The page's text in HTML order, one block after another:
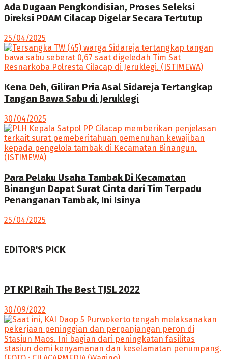
Ada Dugaan Pengkondisian, Proses Seleksi
Direksi PDAM Cilacap Digelar Secara Tertutup
25/04/2025
Kena Deh, Giliran Pria Asal Sidareja Tertangkap
Tangan Bawa Sabu di Jeruklegi
30/04/2025
Para Pelaku Usaha Tambak Di Kecamatan
Binangun Dapat Surat Cinta dari Tim Terpadu
Penanganan Tambak, Ini Isinya
25/04/2025
EDITOR'S PICK
PT KPI Raih The Best TJSL 2022
30/09/2022